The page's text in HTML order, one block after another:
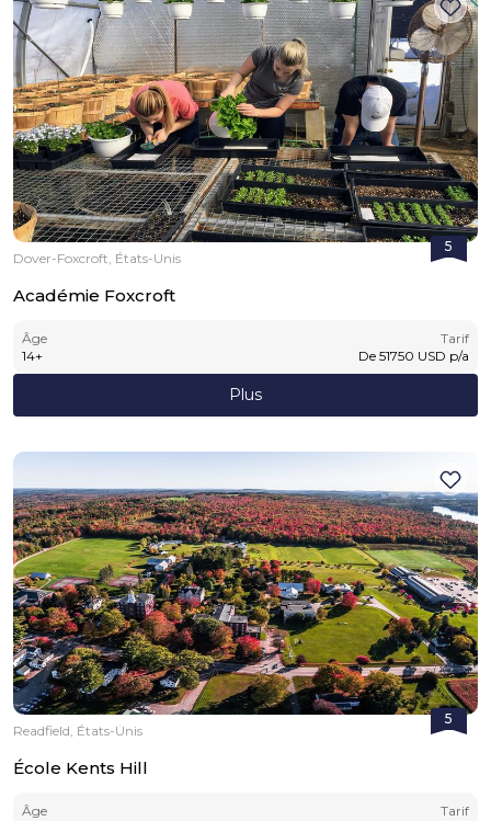
5
Dover-Foxcroft, États-Unis
Académie Foxcroft
Âge
14+
Tarif
De 51750 USD p/a
Plus
5
Readfield, États-Unis
École Kents Hill
Âge
Tarif